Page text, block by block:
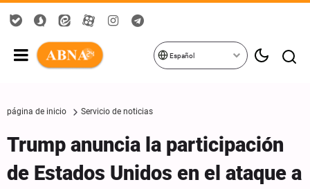
Español
página de inicio Servicio de noticias
Trump anuncia la participación
de Estados Unidos en el ataque a